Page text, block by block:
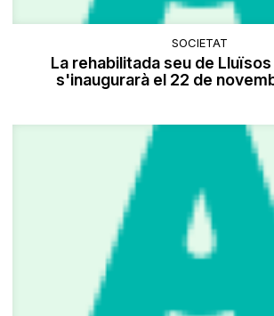
SOCIETAT
La rehabilitada seu de
s'inaugurarà el 22 de